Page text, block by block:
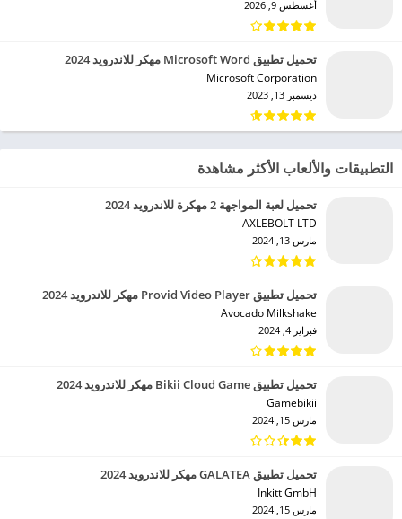
أغسطس 9, 2026
تحميل تطبيق Microsoft Word مهكر للاندرويد 2024
Microsoft Corporation‏
ديسمبر 13, 2023
التطبيقات والألعاب الأكثر مشاهدة
تحميل لعبة المواجهة 2 مهكرة للاندرويد 2024
AXLEBOLT LTD‏
مارس 13, 2024
تحميل تطبيق Provid Video Player مهكر للاندرويد 2024
Avocado Milkshake‏
فبراير 4, 2024
تحميل تطبيق Bikii Cloud Game مهكر للاندرويد 2024
Gamebikii‏
مارس 15, 2024
تحميل تطبيق GALATEA مهكر للاندرويد 2024
Inkitt GmbH‏
مارس 15, 2024